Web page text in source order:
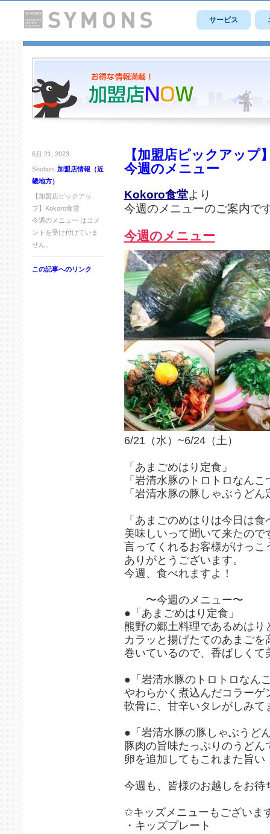
サービス
6月 21, 2023
Section: 加盟店情報（近
畿地方）
【加盟店ピックアッ
プ】Kokoro食堂
今週のメニュー は コメ
ントを受け付けていま
せん。
この記事へのリンク
【加盟店ピックアップ
今週のメニュー
Kokoro食堂より
今週のメニューのご案内で
今週のメニュー
6/21（水）~6/24（土）
「あまごめはり定食」
「岩清水豚のトロトロなんこ
「岩清水豚の豚しゃぶうどん
「あまごのめはりは今日は
美味しいって聞いて来たので
言ってくれるお客様がけっこ
ありがとうございます。
今週、食べれますよ！
〜今週のメニュー〜
●「あまごめはり定食」
熊野の郷土料理であるめはり
カラッと揚げたてのあまごを
巻いているので、香ばしくて
●「岩清水豚のトロトロなん
やわらかく煮込んだコラーゲ
軟骨に、甘辛いタレがしみて
●「岩清水豚の豚しゃぶうど
豚肉の旨味たっぷりのうどん
卵を追加してもこれまた旨い
今週も、皆様のお越しをお待
✩キッズメニューもございま
・キッズプレート